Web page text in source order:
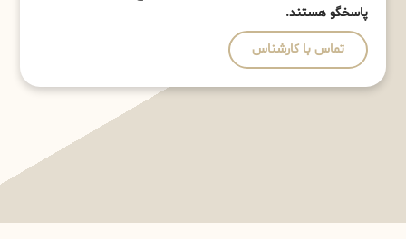
پاسخگو هستند.
تماس با کارشناس